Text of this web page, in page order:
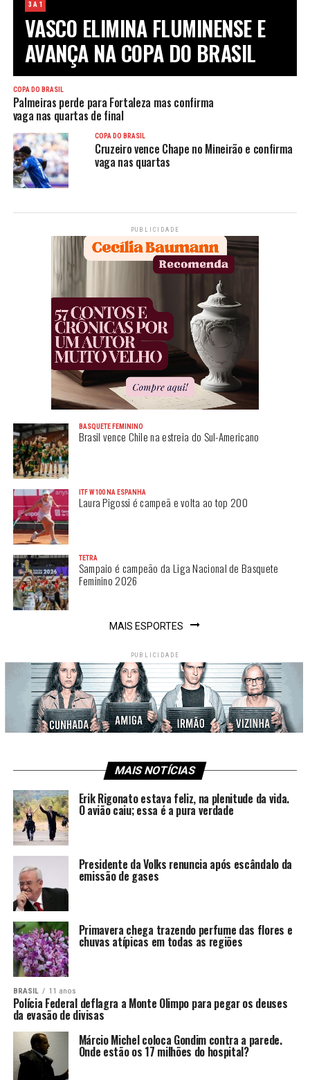
3 A 1
VASCO ELIMINA FLUMINENSE E
AVANÇA NA COPA DO BRASIL
COPA DO BRASIL
Palmeiras perde para Fortaleza mas confirma
vaga nas quartas de final
COPA DO BRASIL
Cruzeiro vence Chape no Mineirão e confirma
vaga nas quartas
PUBLICIDADE
BASQUETE FEMININO
Brasil vence Chile na estreia do Sul-Americano
ITF W100 NA ESPANHA
Laura Pigossi é campeã e volta ao top 200
TETRA
Sampaio é campeão da Liga Nacional de Basquete
Feminino 2026
MAIS ESPORTES
PUBLICIDADE
MAIS NOTÍCIAS
Erik Rigonato estava feliz, na plenitude da vida.
O avião caiu; essa é a pura verdade
Presidente da Volks renuncia após escândalo da
emissão de gases
Primavera chega trazendo perfume das flores e
chuvas atípicas em todas as regiões
BRASIL 11 anos
Polícia Federal deflagra a Monte Olimpo para pegar os deuses
da evasão de divisas
Márcio Michel coloca Gondim contra a parede.
Onde estão os 17 milhões do hospital?